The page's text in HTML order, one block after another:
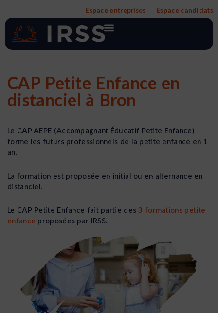
contenu
Espace entreprises Espace candidats
CAP Petite Enfance en
distanciel à Bron
Le CAP AEPE (Accompagnant Éducatif Petite Enfance)
forme les futurs professionnels de la petite enfance en 1
an.
La formation est proposée en initial ou en alternance en
distanciel.
Le CAP Petite Enfance fait partie des3 formations petite
enfance proposées par IRSS.